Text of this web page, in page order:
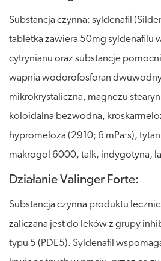
Substancja czynna: syldenafil
tabletka zawiera 50mg syldenafilu
cytrynianu oraz substancje
wapnia wodorofosforan
mikrokrystaliczna, magnezu
koloidalna bezwodna,
hypromeloza (2910; 6 mPa∙s),
makrogol 6000, talk, indygotyna,
Działanie Valinger Forte:
Substancja czynna produktu
zaliczana jest do leków z grupy
typu 5 (PDE5). Syldenafil